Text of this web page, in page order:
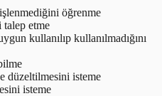
öğrenme
etme
kullanılıp kullanılmadığını
düzeltilmesini isteme
isteme